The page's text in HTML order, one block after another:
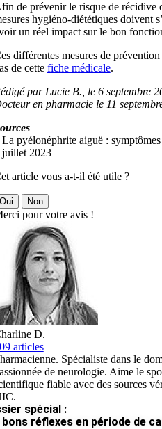
de prévenir le risque de récidive
hygiéno-diététiques doivent
un réel impact sur le bon
différentes mesures de
de cette fiche médicale.
par Lucie B., le 6 septembre
en pharmacie le 11
pyélonéphrite aiguë :
juillet 2023
article vous a-t-il été utile ?
Non
pour votre avis !
D.
articles
Spécialiste dans le
de neurologie. Aime le
fiable avec des sources
spécial :
bons réflexes en période de